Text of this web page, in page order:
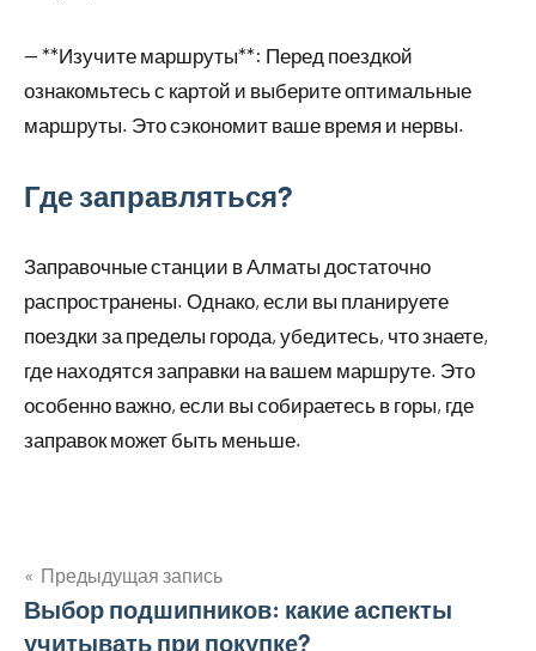
— **Изучите маршруты**: Перед поездкой
ознакомьтесь с картой и выберите оптимальные
маршруты. Это сэкономит ваше время и нервы.
Где заправляться?
Заправочные станции в Алматы достаточно
распространены. Однако, если вы планируете
поездки за пределы города, убедитесь, что знаете,
где находятся заправки на вашем маршруте. Это
особенно важно, если вы собираетесь в горы, где
заправок может быть меньше.
Навигация
Предыдущая запись
Выбор подшипников: какие аспекты
учитывать при покупке?